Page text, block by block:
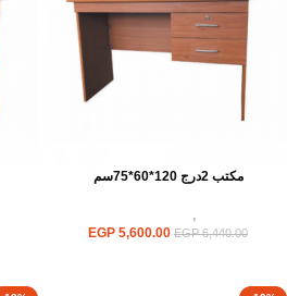
مكتب 2درج 120*60*75سم
مكاتب,
EGP6,440.00
EGP 5,600.00